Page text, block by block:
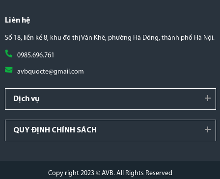
Liên hệ
Số 18, liền kề 8, khu đô thị Văn Khê, phường Hà Đông, thành phố Hà Nội.
0985.696.761
avbquocte@gmail.com
Dịch vụ
QUY ĐỊNH CHÍNH SÁCH
Copy right 2023 © AVB. All Rights Reserved